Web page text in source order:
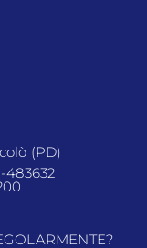
(PD)
483632